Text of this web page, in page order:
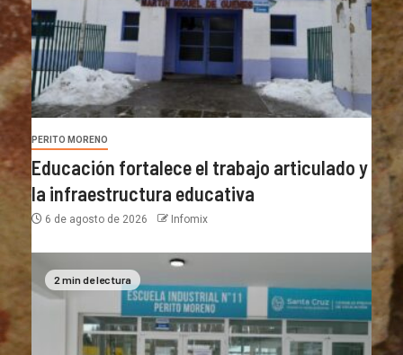
PERITO MORENO
Educación fortalece el trabajo articulado y
la infraestructura educativa
6 de agosto de 2026 Infomix
2 min de lectura